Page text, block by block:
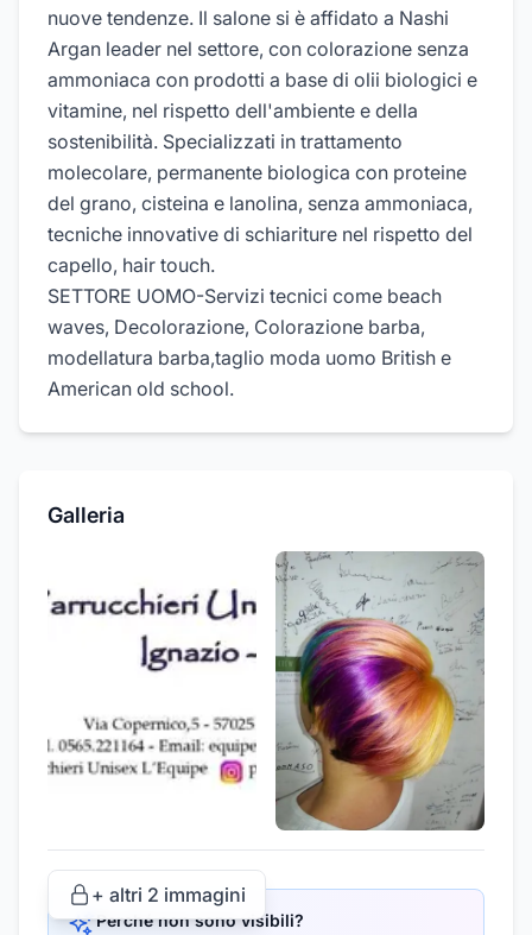
nuove tendenze. Il salone si è affidato a Nashi
Argan leader nel settore, con colorazione senza
ammoniaca con prodotti a base di olii biologici e
vitamine, nel rispetto dell'ambiente e della
sostenibilità. Specializzati in trattamento
molecolare, permanente biologica con proteine
del grano, cisteina e lanolina, senza ammoniaca,
tecniche innovative di schiariture nel rispetto del
capello, hair touch.
SETTORE UOMO-Servizi tecnici come beach
waves, Decolorazione, Colorazione barba,
modellatura barba,taglio moda uomo British e
American old school.
Galleria
+ altri 2 immagini
Perché non sono visibili?